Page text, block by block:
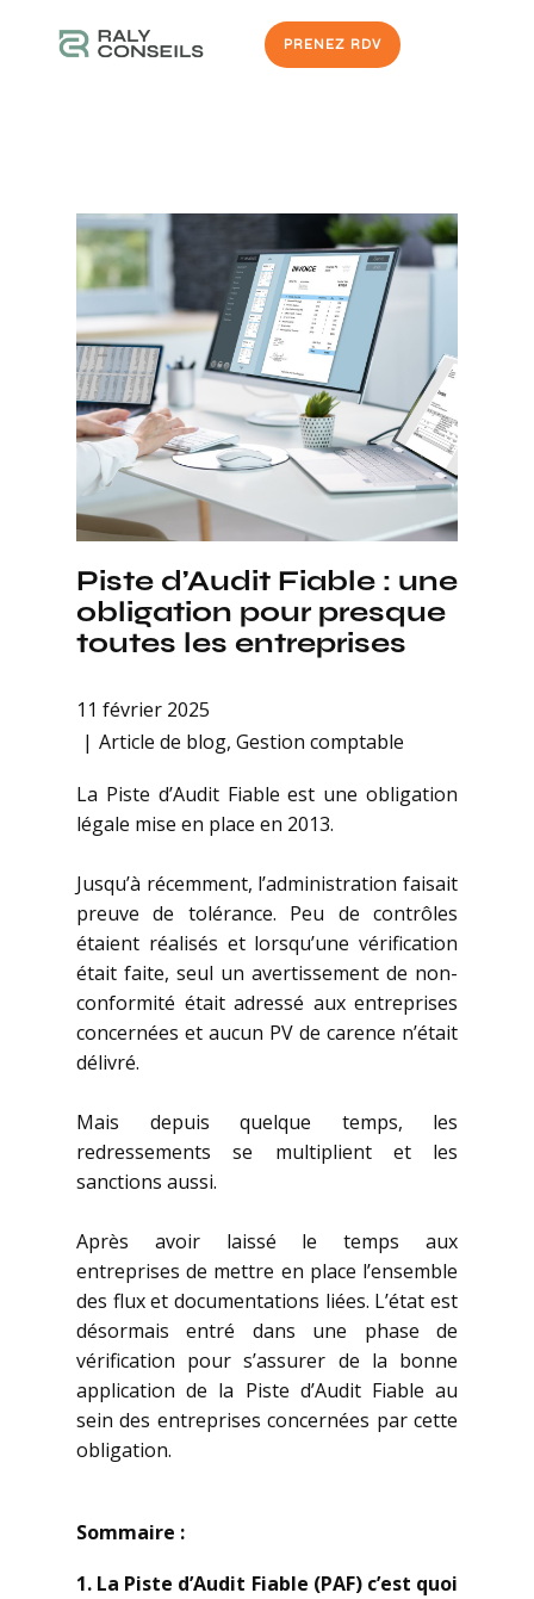
PRENEZ RDV
Piste d’Audit Fiable : une
obligation pour presque
toutes les entreprises
11 février 2025
Article de blog, Gestion comptable
La Piste d’Audit Fiable est une obligation
légale mise en place en 2013.
Jusqu’à récemment, l’administration faisait
preuve de tolérance. Peu de contrôles
étaient réalisés et lorsqu’une vérification
était faite, seul un avertissement de non-
conformité était adressé aux entreprises
concernées et aucun PV de carence n’était
délivré.
Mais depuis quelque temps, les
redressements se multiplient et les
sanctions aussi.
Après avoir laissé le temps aux
entreprises de mettre en place l’ensemble
des flux et documentations liées. L’état est
désormais entré dans une phase de
vérification pour s’assurer de la bonne
application de la Piste d’Audit Fiable au
sein des entreprises concernées par cette
obligation.
Sommaire :
1. La Piste d’Audit Fiable (PAF) c’est quoi